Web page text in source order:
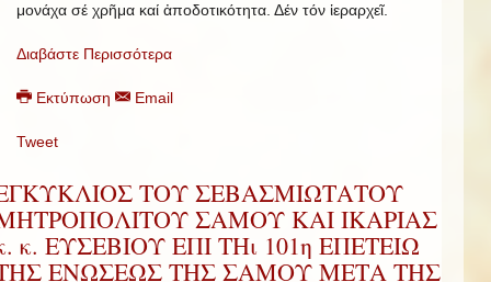
μονάχα σέ χρῆμα καί ἀποδοτικότητα. Δέν τόν ἱεραρχεῖ.
Διαβάστε Περισσότερα
Εκτύπωση Email
Tweet
ΤΟΥ ΣΕΒΑΣΜΙΩΤΑΤΟΥ
ΣΑΜΟΥ ΚΑΙ ΙΚΑΡΙΑΣ
κ. ΕΥΣΕΒΙΟΥ ΕΠΙ ΤΗι 101η ΕΠΕΤΕΙΩ
ΕΝΩΣΕΩΣ ΤΗΣ ΣΑΜΟΥ ΜΕΤΑ ΤΗΣ